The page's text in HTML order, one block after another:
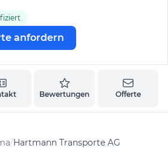
anfordern
Bewertungen Offerte
/Hartmann Transporte AG